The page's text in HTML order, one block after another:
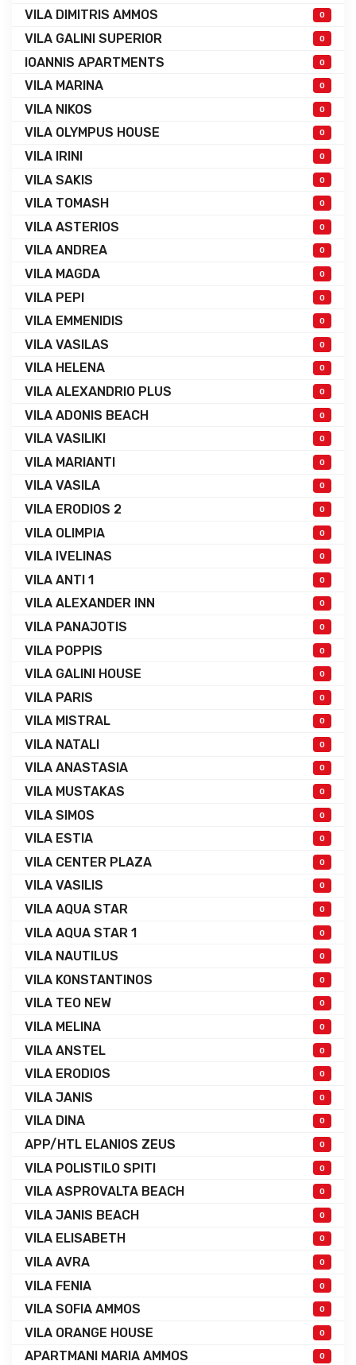
VILA DIMITRIS AMMOS 0
VILA GALINI SUPERIOR 0
IOANNIS APARTMENTS 0
VILA MARINA 0
VILA NIKOS 0
VILA OLYMPUS HOUSE 0
VILA IRINI 0
VILA SAKIS 0
VILA TOMASH 0
VILA ASTERIOS 0
VILA ANDREA 0
VILA MAGDA 0
VILA PEPI 0
VILA EMMENIDIS 0
VILA VASILAS 0
VILA HELENA 0
VILA ALEXANDRIO PLUS 0
VILA ADONIS BEACH 0
VILA VASILIKI 0
VILA MARIANTI 0
VILA VASILA 0
VILA ERODIOS 2 0
VILA OLIMPIA 0
VILA IVELINAS 0
VILA ANTI 1 0
VILA ALEXANDER INN 0
VILA PANAJOTIS 0
VILA POPPIS 0
VILA GALINI HOUSE 0
VILA PARIS 0
VILA MISTRAL 0
VILA NATALI 0
VILA ANASTASIA 0
VILA MUSTAKAS 0
VILA SIMOS 0
VILA ESTIA 0
VILA CENTER PLAZA 0
VILA VASILIS 0
VILA AQUA STAR 0
VILA AQUA STAR 1 0
VILA NAUTILUS 0
VILA KONSTANTINOS 0
VILA TEO NEW 0
VILA MELINA 0
VILA ANSTEL 0
VILA ERODIOS 0
VILA JANIS 0
VILA DINA 0
APP/HTL ELANIOS ZEUS 0
VILA POLISTILO SPITI 0
VILA ASPROVALTA BEACH 0
VILA JANIS BEACH 0
VILA ELISABETH 0
VILA AVRA 0
VILA FENIA 0
VILA SOFIA AMMOS 0
VILA ORANGE HOUSE 0
APARTMANI MARIA AMMOS 0